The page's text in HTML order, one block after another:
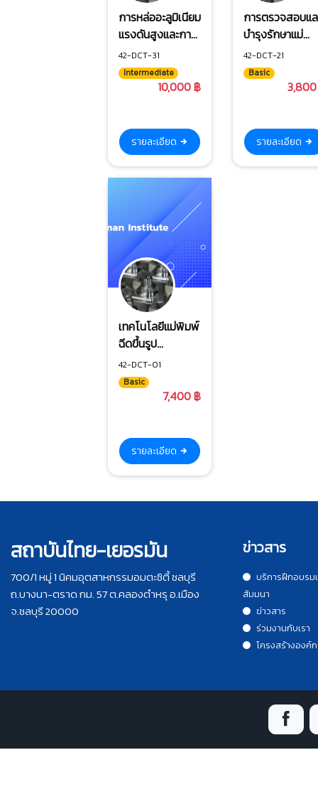
การหล่ออะลูมิเนียม
แรงดันสูงและการ
แก้ไขปัญหา
42-DCT-31
Intermediate
10,000 ฿
รายละเอียด
การตรวจสอบแ
บำรุงรักษาแม่
พิมพ์ Die
Casting
42-DCT-21
Basic
รายละเอียด
เทคโนโลยีแม่พิมพ์
ฉีดขึ้นรูป
อะลูมิเนียมด้วยแรง
ดันสูง (HPDC)
42-DCT-01
Basic
7,400 ฿
รายละเอียด
สถาบันไทย-เยอรมัน
700/1 หมู่ 1 นิคมอุตสาหกรรมอมตะซิตี้ ชลบุรี
ถ.บางนา-ตราด กม. 57 ต.คลองตำหรุ อ.เมือง
จ.ชลบุรี 20000
ข่าวสาร
บริการฝึกอบรม
สัมมนา
ข่าวสาร
ร่วมงานกับเรา
โครงสร้างองค์